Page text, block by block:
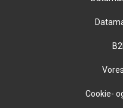
Cookie-